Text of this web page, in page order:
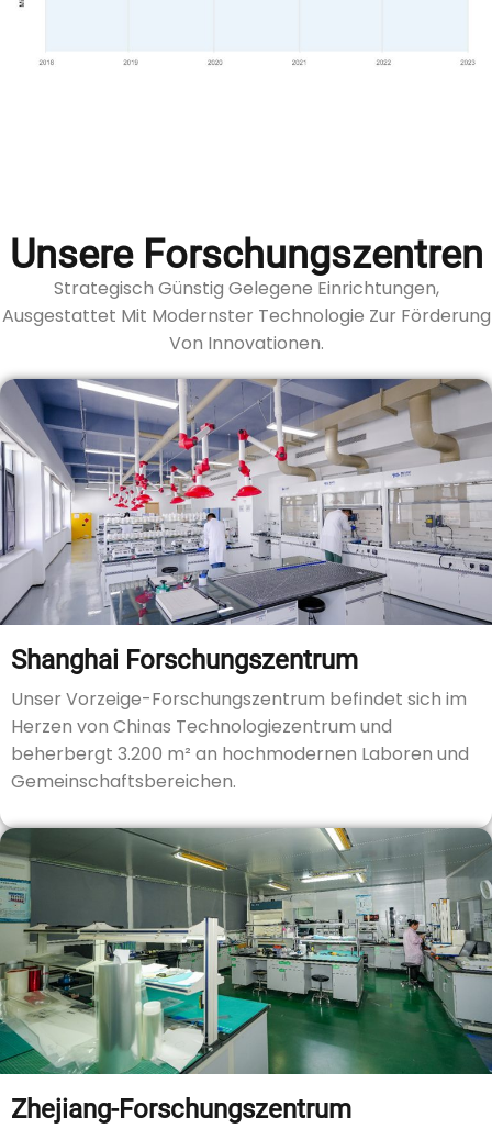
Unsere Forschungszentren
Strategisch Günstig Gelegene Einrichtungen,
Ausgestattet Mit Modernster Technologie Zur Förderung
Von Innovationen.
Shanghai Forschungszentrum
Unser Vorzeige-Forschungszentrum befindet sich im
Herzen von Chinas Technologiezentrum und
beherbergt 3.200 m² an hochmodernen Laboren und
Gemeinschaftsbereichen.
Zhejiang-Forschungszentrum